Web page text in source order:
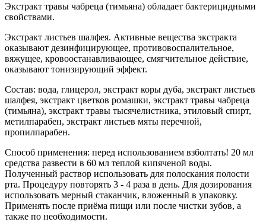
Экстракт травы чабреца (тимьяна) обладает бактерицидными
свойствами.
Экстракт листьев шалфея. Активные вещества экстракта
оказывают дезинфицирующее, противовоспалительное,
вяжущее, кровоостанавливающее, смягчительное действие,
оказывают тонизирующий эффект.
Состав: вода, глицерол, экстракт коры дуба, экстракт листьев
шалфея, экстракт цветков ромашки, экстракт травы чабреца
(тимьяна), экстракт травы тысячелистника, этиловый спирт,
метилпарабен, экстракт листьев мяты перечной,
пропилпарабен.
Способ применения: перед использованием взболтать! 20 мл
средства развести в 60 мл теплой кипяченой воды.
Полученный раствор использовать для полоскания полости
рта. Процедуру повторять 3 - 4 раза в день. Для дозирования
использовать мерный стаканчик, вложенный в упаковку.
Применять после приёма пищи или после чистки зубов, а
также по необходимости.